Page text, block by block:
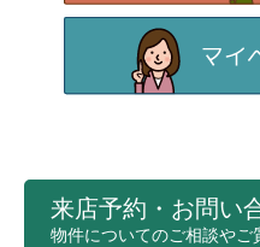
来店予約・お問い
物件についてのご相談やご